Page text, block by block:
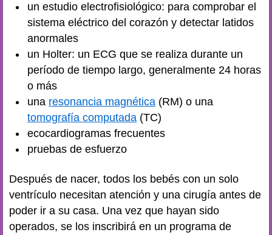
un estudio electrofisiológico: para comprobar el
sistema eléctrico del corazón y detectar latidos
anormales
un Holter: un ECG que se realiza durante un
período de tiempo largo, generalmente 24 horas
o más
una resonancia magnética (RM) o una
tomografía computada (TC)
ecocardiogramas frecuentes
pruebas de esfuerzo
Después de nacer, todos los bebés con un solo
ventrículo necesitan atención y una cirugía antes de
poder ir a su casa. Una vez que hayan sido
operados, se los inscribirá en un programa de